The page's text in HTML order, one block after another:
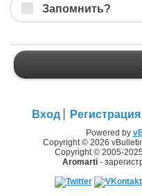
Запомнить?
Вход Регистрация
Powered by
Copyright © 2026
Copyright © 2005-2025
Aromarti-